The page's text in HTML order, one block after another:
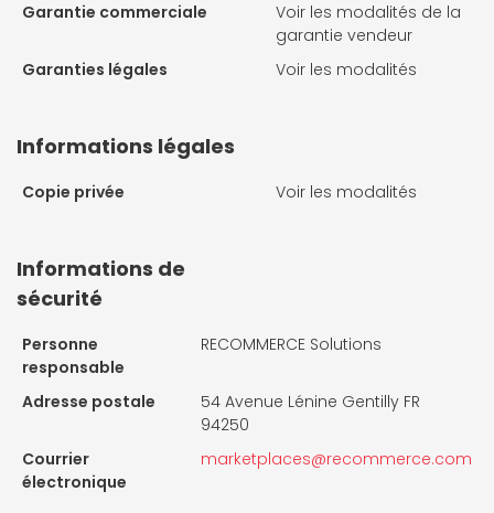
Garantie commerciale
Voir les modalités de la
garantie vendeur
Garanties légales
Voir les modalités
Informations légales
Copie privée Voir les modalités
Informations de
sécurité
Personne
responsable
RECOMMERCE Solutions
Adresse postale
54 Avenue Lénine Gentilly FR
94250
Courrier
électronique
marketplaces@recommerce.com